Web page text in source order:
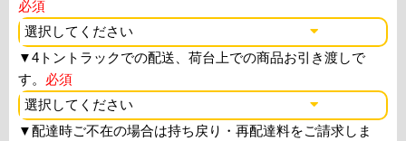
必須
▼4トントラックでの配送、荷台上での商品お引き渡しで
す。 必須
▼配達時ご不在の場合は持ち戻り・再配達料をご請求しま